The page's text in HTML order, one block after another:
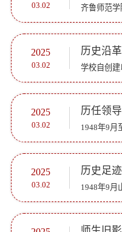
03.02
2025
03.02
历史沿革
2025
03.02
历任领导
2025
03.02
历史足迹